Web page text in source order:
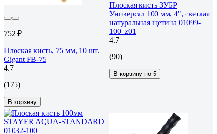
752 ₽
Плоская кисть, 75 мм, 10 шт.
Gigant FB-75
4.7
(175)
В корзину
Плоская кисть ЗУБР
Универсал 100 мм, 4", светлая
натуральная щетина 01099-
100_z01
4.7
(90)
В корзину по 5